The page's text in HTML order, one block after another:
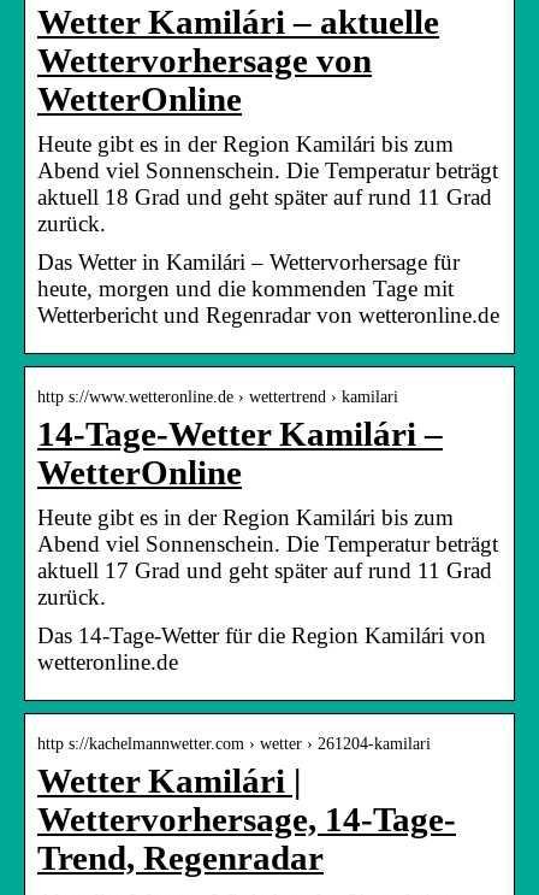
Wetter Kamilári – aktuelle
Wettervorhersage von
WetterOnline
Heute gibt es in der Region Kamilári bis zum
Abend viel Sonnenschein. Die Temperatur beträgt
aktuell 18 Grad und geht später auf rund 11 Grad
zurück.
Das Wetter in Kamilári – Wettervorhersage für
heute, morgen und die kommenden Tage mit
Wetterbericht und Regenradar von wetteronline.de
http s://www.wetteronline.de › wettertrend › kamilari
14-Tage-Wetter Kamilári –
WetterOnline
Heute gibt es in der Region Kamilári bis zum
Abend viel Sonnenschein. Die Temperatur beträgt
aktuell 17 Grad und geht später auf rund 11 Grad
zurück.
Das 14-Tage-Wetter für die Region Kamilári von
wetteronline.de
http s://kachelmannwetter.com › wetter › 261204-kamilari
Wetter Kamilári |
Wettervorhersage, 14-Tage-
Trend, Regenradar